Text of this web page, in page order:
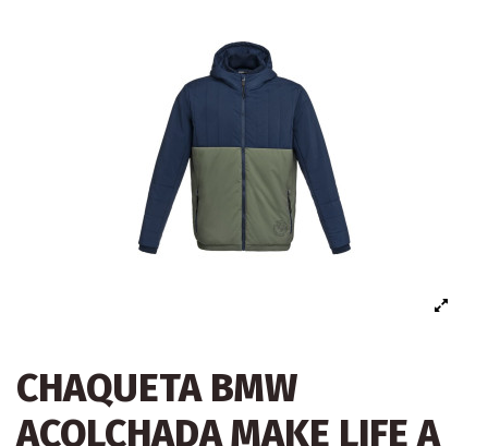
CHAQUETA BMW
ACOLCHADA MAKE LIFE A